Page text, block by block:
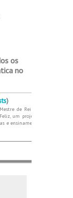
os
no
)
de Reiki e Karuna.
um projeto que nasce
e ensinamentos de dois